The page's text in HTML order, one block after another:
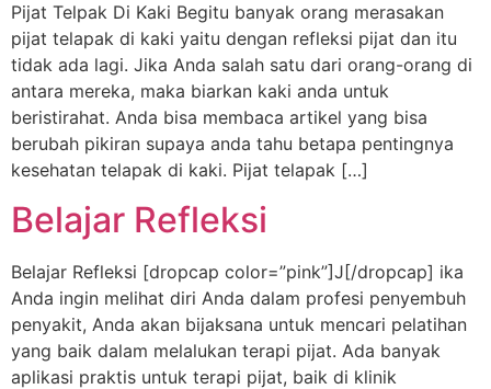
Pijat Telpak Di Kaki Begitu banyak orang merasakan
pijat telapak di kaki yaitu dengan refleksi pijat dan itu
tidak ada lagi. Jika Anda salah satu dari orang-orang di
antara mereka, maka biarkan kaki anda untuk
beristirahat. Anda bisa membaca artikel yang bisa
berubah pikiran supaya anda tahu betapa pentingnya
kesehatan telapak di kaki. Pijat telapak […]
Belajar Refleksi
Belajar Refleksi [dropcap color=”pink”]J[/dropcap] ika
Anda ingin melihat diri Anda dalam profesi penyembuh
penyakit, Anda akan bijaksana untuk mencari pelatihan
yang baik dalam melalukan terapi pijat. Ada banyak
aplikasi praktis untuk terapi pijat, baik di klinik